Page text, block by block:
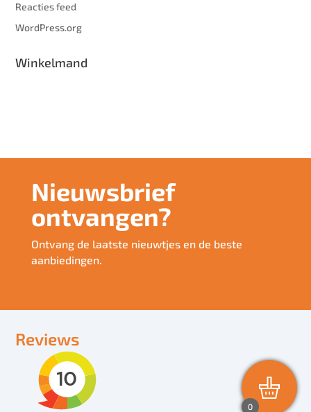
Reacties feed
WordPress.org
Winkelmand
Nieuwsbrief
ontvangen?
Ontvang de laatste nieuwtjes en de beste
aanbiedingen.
Reviews
0